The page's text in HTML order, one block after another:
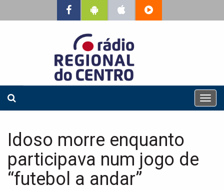
T
o
Idoso morre enquanto
participava num jogo de
“futebol a andar”